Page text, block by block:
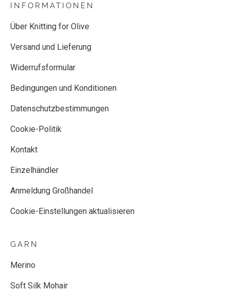
INFORMATIONEN
Über Knitting for Olive
Versand und Lieferung
Widerrufsformular
Bedingungen und Konditionen
Datenschutzbestimmungen
Cookie-Politik
Kontakt
Einzelhändler
Anmeldung Großhandel
Cookie-Einstellungen aktualisieren
GARN
Merino
Soft Silk Mohair